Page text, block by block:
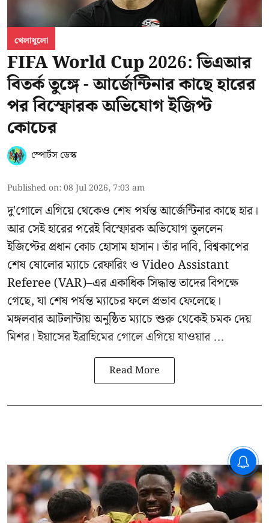
খেলাধুলো
FIFA World Cup 2026: ভিএআর
বিতর্ক তুঙ্গে - আর্জেন্টিনার কাছে হারের
পর বিস্ফোরক অভিযোগ ইজিপ্ট
কোচের
স্পোর্টস ডেস্ক
Published on:08 Jul 2026, 7:03 am
দু'গোলে এগিয়ে থেকেও শেষ পর্যন্ত আর্জেন্টিনার কাছে হার।
আর সেই হারের পরেই বিস্ফোরক অভিযোগ তুললেন
ইজিপ্টের প্রধান কোচ হোসাম হাসান। তাঁর দাবি, বিশ্বকাপের
শেষ ষোলোর ম্যাচে রেফারিং ও Video Assistant
Referee (VAR)–এর একাধিক সিদ্ধান্ত তাদের বিপক্ষে
গেছে, যা শেষ পর্যন্ত ম্যাচের ফলে প্রভাব ফেলেছে।
মঙ্গলবার আটলান্টায় অনুষ্ঠিত ম্যাচে শুরু থেকেই চমক দেয়
মিশর। ইয়াসের ইব্রাহিমের গোলে এগিয়ে যাওয়ার ...
Read More
ভোট ঘোষণার প্রতিবাদ - আদালতের
দ্বারস্থ হবে সিপিআইএম